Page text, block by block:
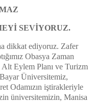
SEVİYORUZ.
dikkat ediyoruz. Zafer
Obasya Zaman
Eylem Planı ve Turizm
Üniversitemiz,
Odamızın iştirakleriyle
üniversitemizin, Manisa